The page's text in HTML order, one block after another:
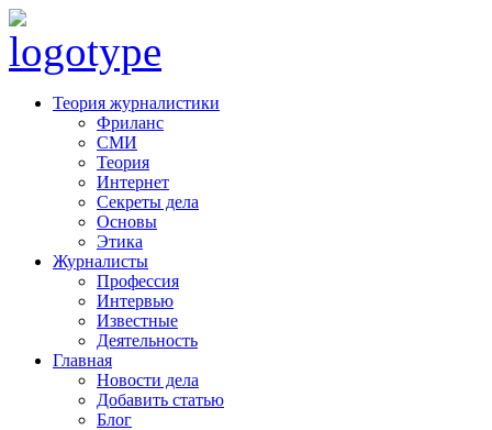
Теория журналистики
Фриланс
СМИ
Теория
Интернет
Секреты дела
Основы
Этика
Журналисты
Профессия
Интервью
Известные
Деятельность
Главная
Новости дела
Добавить статью
Блог